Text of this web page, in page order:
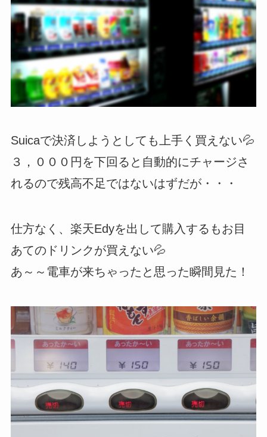
Suicaで決済しようとしても上手く買えない💦
３，０００円を下回ると自動的にチャージさ
れるので残高不足ではないはずだが・・・
仕方なく、楽天Edyを出して購入するもお目
あてのドリンクが買えない💦
あ～～電車が来ちゃったと思った瞬間見た！